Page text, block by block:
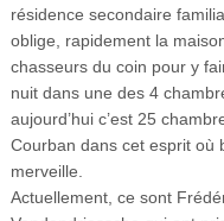
résidence secondaire
oblige, rapidement la
chasseurs du coin pour y
nuit dans une des 4
aujourd’hui c’est 25
Courban dans cet esprit où
merveille.
Actuellement, ce sont